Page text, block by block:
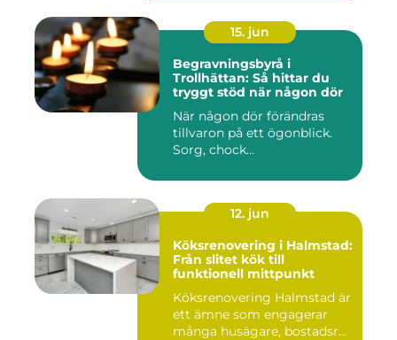
15. jun
Begravningsbyrå i
Trollhättan: Så hittar du
tryggt stöd när någon dör
När någon dör förändras
tillvaron på ett ögonblick.
Sorg, chock...
12. jun
Köksrenovering i Halmstad:
Från slitet kök till
funktionell mittpunkt
Köksrenovering Halmstad är
ett ämne som engagerar
många husägare, bostadsr...